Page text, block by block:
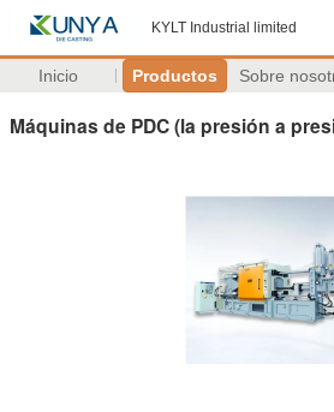
KYLT Industrial limited
Inicio Productos Sobre
Máquinas de PDC (la presión a